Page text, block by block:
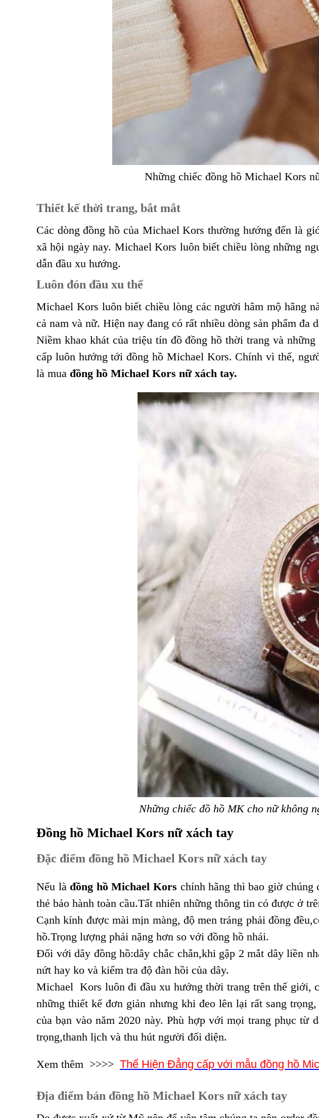
Những chiếc đồng hồ Michael Kors
Thiết kế thời trang, bắt mắt
Các dòng đồng hồ của Michael Kors thường hướng đến là
xã hội ngày nay. Michael Kors luôn biết chiều lòng những
dẫn đầu xu hướng.
Luôn đón đầu xu thế
Michael Kors luôn biết chiều lòng các người hâm mộ hãng
cả nam và nữ. Hiện nay đang có rất nhiều dòng sản phẩm đa
Niềm khao khát của triệu tín đồ đồng hồ thời trang và
cấp luôn hướng tới đồng hồ Michael Kors. Chính vì thế,
là mua đồng hồ Michael Kors nữ xách tay.
Những chiếc đồ hồ MK cho nữ không
Đồng hồ Michael Kors nữ xách tay
Đặc điểm đồng hồ Michael Kors nữ xách tay
Nếu là đồng hồ Michael Kors chính hãng thì bao giờ chúng
thẻ bảo hành toàn cầu.Tất nhiên những thông tin có được ở
Cạnh kính được mài mịn màng, độ men tráng phải đồng
hồ.Trọng lượng phải nặng hơn so với đồng hồ nhái.
Đối với dây đồng hồ:dây chắc chắn,khi gập 2 mắt dây liền
nứt hay ko và kiểm tra độ đàn hồi của dây.
Michael Kors luôn đi đầu xu hướng thời trang trên thế giới,
những thiết kế đơn giản nhưng khi đeo lên lại rất sang
của bạn vào năm 2020 này. Phù hợp với mọi trang phục từ
trọng,thanh lịch và thu hút người đối diện.
Xem thêm >>>> Thể Hiện Đẳng cấp với mẫu đồng hồ
Địa điểm bán đồng hồ Michael Kors nữ xách tay